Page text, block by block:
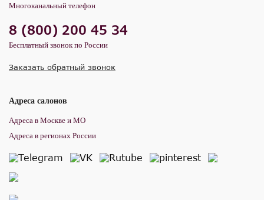
Многоканальный телефон
8 (800) 200 45 34
Бесплатный звонок по России
Заказать обратный звонок
Адреса салонов
Адреса в Москве и МО
Адреса в регионах России